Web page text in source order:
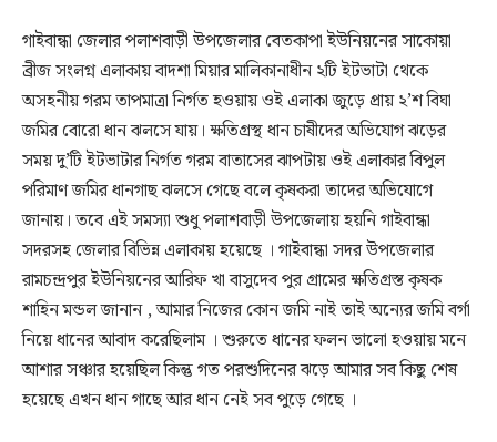
গাইবান্ধা জেলার পলাশবাড়ী উপজেলার বেতকাপা ইউনিয়নের সাকোয়া
ব্রীজ সংলগ্ন এলাকায় বাদশা মিয়ার মালিকানাধীন ২টি ইটভাটা থেকে
অসহনীয় গরম তাপমাত্রা নির্গত হওয়ায় ওই এলাকা জুড়ে প্রায় ২’শ বিঘা
জমির বোরো ধান ঝলসে যায়। ক্ষতিগ্রস্থ ধান চাষীদের অভিযোগ ঝড়ের
সময় দু’টি ইটভাটার নির্গত গরম বাতাসের ঝাপটায় ওই এলাকার বিপুল
পরিমাণ জমির ধানগাছ ঝলসে গেছে বলে কৃষকরা তাদের অভিযোগে
জানায়। তবে এই সমস্যা শুধু পলাশবাড়ী উপজেলায় হয়নি গাইবান্ধা
সদরসহ জেলার বিভিন্ন এলাকায় হয়েছে । গাইবান্ধা সদর উপজেলার
রামচন্দ্রপুর ইউনিয়নের আরিফ খা বাসুদেব পুর গ্রামের ক্ষতিগ্রস্ত কৃষক
শাহিন মন্ডল জানান , আমার নিজের কোন জমি নাই তাই অন্যের জমি বর্গা
নিয়ে ধানের আবাদ করেছিলাম । শুরুতে ধানের ফলন ভালো হওয়ায় মনে
আশার সঞ্চার হয়েছিল কিন্তু গত পরশুদিনের ঝড়ে আমার সব কিছু শেষ
হয়েছে এখন ধান গাছে আর ধান নেই সব পুড়ে গেছে ।